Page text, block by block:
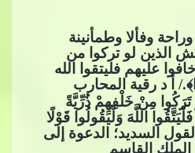
وفألا وطمأنينة
الذين لو تركوا من
عليهم فليتقوا الله
أ د رقية المحارب
مِنْ خَلْفِهِمْ ذُرِّيَّةً
اللَّهَ وَلْيَقُولُوا قَوْلًا
السديد؛ الدعوة إلى
ك القاسم